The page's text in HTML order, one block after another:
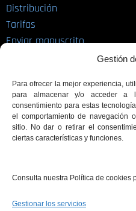
Gestión
Para ofrecer la mejor experiencia,
para almacenar y/o acceder a
consentimiento para estas
el comportamiento de navegación
sitio. No dar o retirar el
ciertas características y funciones.
Consulta nuestra Política de cookies
Gestionar los servicios
Distribución
Tarifas
Enviar manuscrito
PRL |
PRL | Films
PRL | Play
PRL | LAB
Blog